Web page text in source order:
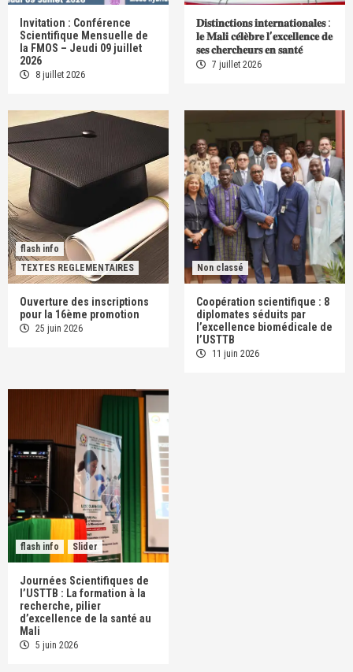
Invitation : Conférence
Scientifique Mensuelle de
la FMOS – Jeudi 09 juillet
2026
8 juillet 2026
𝐃𝐢𝐬𝐭𝐢𝐧𝐜𝐭𝐢𝐨𝐧𝐬 𝐢𝐧𝐭𝐞𝐫𝐧𝐚𝐭𝐢𝐨𝐧𝐚𝐥𝐞𝐬 :
𝐥𝐞 𝐌𝐚𝐥𝐢 𝐜𝐞́𝐥𝐞̀𝐛𝐫𝐞 𝐥’𝐞𝐱𝐜𝐞𝐥𝐥𝐞𝐧𝐜𝐞 𝐝𝐞
𝐬𝐞𝐬 𝐜𝐡𝐞𝐫𝐜𝐡𝐞𝐮𝐫𝐬 𝐞𝐧 𝐬𝐚𝐧𝐭𝐞́
7 juillet 2026
flash info
TEXTES REGLEMENTAIRES
Ouverture des inscriptions
pour la 16ème promotion
25 juin 2026
Non classé
Coopération scientifique : 8
diplomates séduits par
l’excellence biomédicale de
l’USTTB
11 juin 2026
flash info Slider
Journées Scientifiques de
l’USTTB : La formation à la
recherche, pilier
d’excellence de la santé au
Mali
5 juin 2026